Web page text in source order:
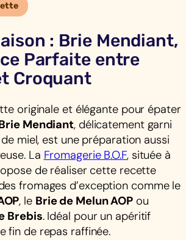
: Brie Mendiant,
Parfaite entre
Croquant
originale et élégante pour épater
Mendiant, délicatement garni
miel, est une préparation aussi
La Fromagerie B.O.F, située à
de réaliser cette recette
fromages d’exception comme le
, le Brie de Melun AOP ou
Brebis. Idéal pour un apéritif
fin de repas raffinée.